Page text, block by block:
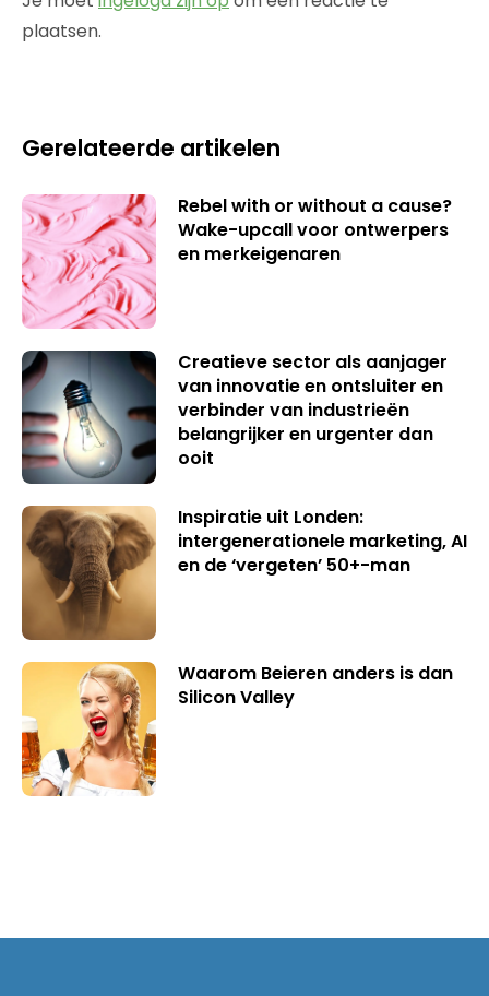
plaatsen.
Gerelateerde artikelen
Rebel with or without a cause?
Wake-upcall voor ontwerpers
en merkeigenaren
Creatieve sector als aanjager
van innovatie en ontsluiter en
verbinder van industrieën
belangrijker en urgenter dan
ooit
Inspiratie uit Londen:
intergenerationele marketing, AI
en de ‘vergeten’ 50+-man
Waarom Beieren anders is dan
Silicon Valley